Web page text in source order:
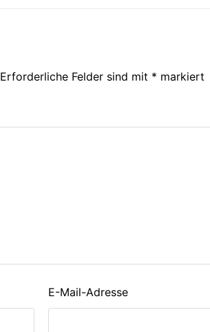
Erforderliche Felder sind mit * markiert
E-Mail-Adresse